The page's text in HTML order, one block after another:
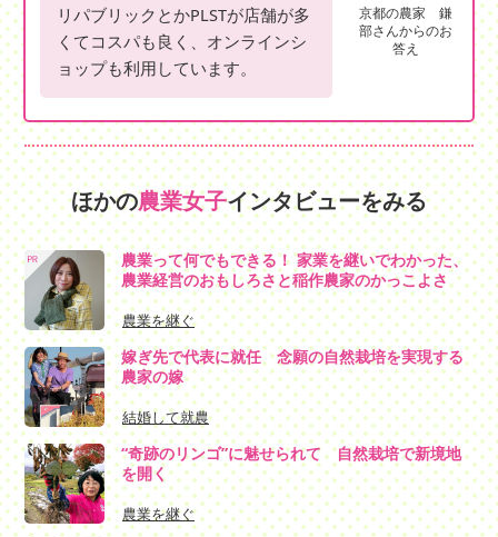
京都の農家 鎌
部さんからのお
答え
リパブリックとかPLSTが店舗が多
くてコスパも良く、オンラインシ
ョップも利用しています。
ほかの農業女子インタビューをみる
農業って何でもできる！ 家業を継いでわかった、
農業経営のおもしろさと稲作農家のかっこよさ
農業を継ぐ
嫁ぎ先で代表に就任 念願の自然栽培を実現する
農家の嫁
結婚して就農
“奇跡のリンゴ”に魅せられて 自然栽培で新境地
を開く
農業を継ぐ